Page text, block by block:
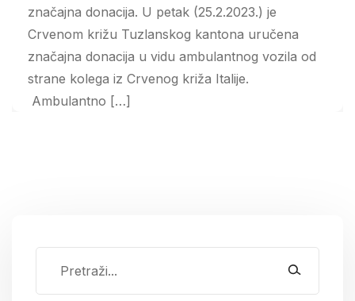
značajna donacija. U petak (25.2.2023.) je
Crvenom križu Tuzlanskog kantona uručena
značajna donacija u vidu ambulantnog vozila od
strane kolega iz Crvenog križa Italije.
Ambulantno […]